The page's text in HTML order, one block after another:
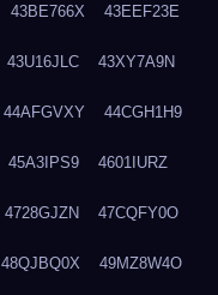
43BE766X 43EEF23E
43U16JLC 43XY7A9N
44AFGVXY 44CGH1H9
45A3IPS9 4601IURZ
4728GJZN 47CQFY0O
48QJBQ0X 49MZ8W4O